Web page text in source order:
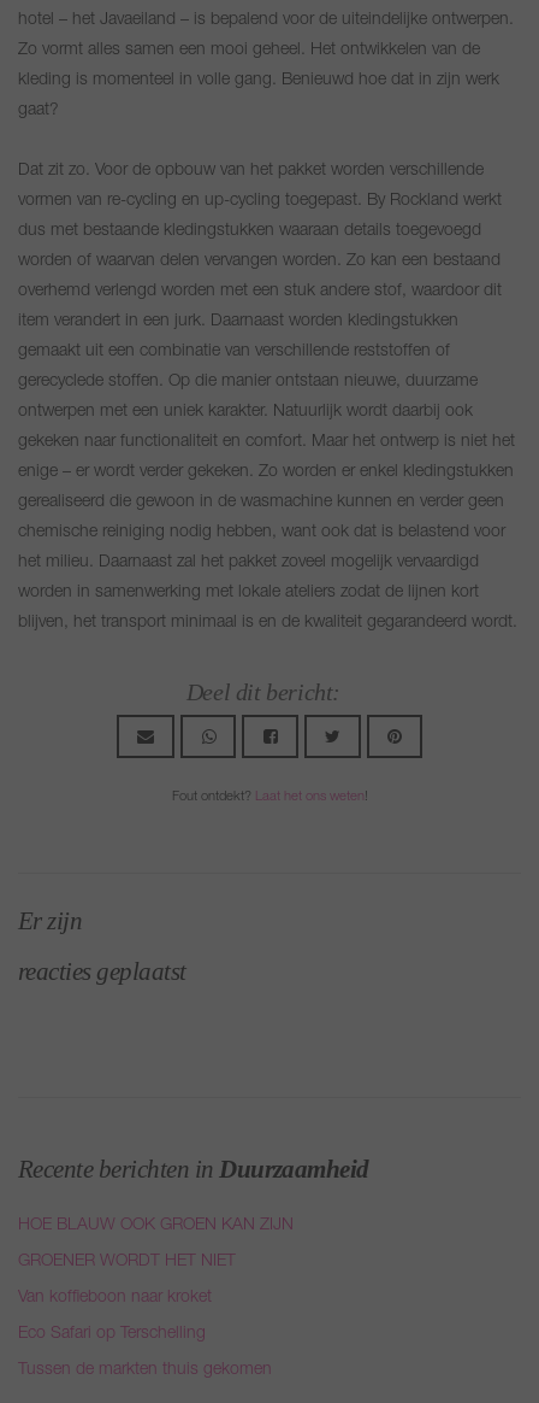
hotel – het Javaeiland – is bepalend voor de uiteindelijke ontwerpen.
Zo vormt alles samen een mooi geheel. Het ontwikkelen van de
kleding is momenteel in volle gang. Benieuwd hoe dat in zijn werk
gaat?
Dat zit zo. Voor de opbouw van het pakket worden verschillende
vormen van re-cycling en up-cycling toegepast. By Rockland werkt
dus met bestaande kledingstukken waaraan details toegevoegd
worden of waarvan delen vervangen worden. Zo kan een bestaand
overhemd verlengd worden met een stuk andere stof, waardoor dit
item verandert in een jurk. Daarnaast worden kledingstukken
gemaakt uit een combinatie van verschillende reststoffen of
gerecyclede stoffen. Op die manier ontstaan nieuwe, duurzame
ontwerpen met een uniek karakter. Natuurlijk wordt daarbij ook
gekeken naar functionaliteit en comfort. Maar het ontwerp is niet het
enige – er wordt verder gekeken. Zo worden er enkel kledingstukken
gerealiseerd die gewoon in de wasmachine kunnen en verder geen
chemische reiniging nodig hebben, want ook dat is belastend voor
het milieu. Daarnaast zal het pakket zoveel mogelijk vervaardigd
worden in samenwerking met lokale ateliers zodat de lijnen kort
blijven, het transport minimaal is en de kwaliteit gegarandeerd wordt.
Deel dit bericht:
Fout ontdekt? Laat het ons weten!
Er zijn
reacties geplaatst
Recente berichten in Duurzaamheid
HOE BLAUW OOK GROEN KAN ZIJN
GROENER WORDT HET NIET
Van koffieboon naar kroket
Eco Safari op Terschelling
Tussen de markten thuis gekomen